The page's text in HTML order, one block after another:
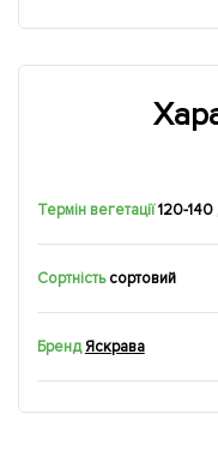
Термін вегетації 120-140
Сортність сортовий
БрендЯскрава